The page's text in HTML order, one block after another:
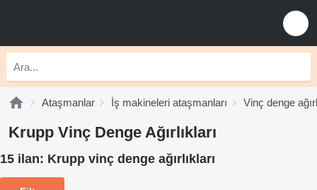
Ataşmanlar İş makineleri ataşmanları Vinç denge
Krupp Vinç Denge Ağırlıkları
15 ilan: Krupp vinç denge ağırlıkları